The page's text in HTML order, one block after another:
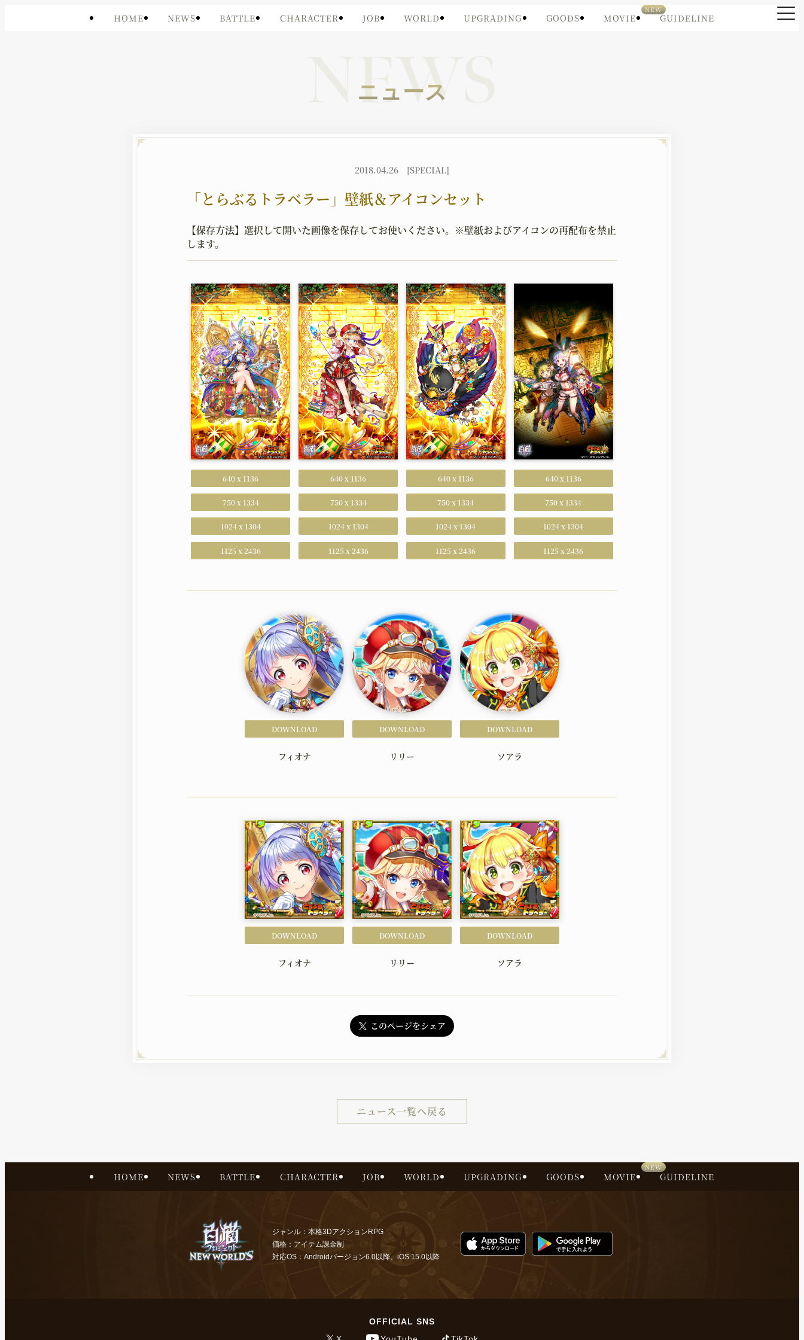
HOME
ホーム
NEWS
ニュース
BATTLE
バトル
CHARACTER
キャラクター
JOB
職種
WORLD
世界観
育成 グッズ
OFFICIAL SNS
X
YouTube TikTok
HOME NEWS BATTLE CHARACTER JOB WORLD UPGRADING GOODS MOVIE GUIDELINE
NEWS
ニュース
2018.04.26 [SPECIAL]
「とらぶるトラベラー」壁紙＆アイコンセット
【保存方法】 選択して開いた画像を保存してお使いください。 ※壁紙およびアイコンの再配布を禁止
します。
640 x 1136
750 x 1334
1024 x 1304
1125 x 2436
640 x 1136
750 x 1334
1024 x 1304
1125 x 2436
640 x 1136
750 x 1334
1024 x 1304
1125 x 2436
640 x 1136
750 x 1334
1024 x 1304
1125 x 2436
DOWNLOAD
フィオナ
DOWNLOAD
リリー
DOWNLOAD
ソアラ
DOWNLOAD
フィオナ
DOWNLOAD
リリー
DOWNLOAD
ソアラ
このページをシェア
ニュース一覧へ戻る
HOME NEWS BATTLE CHARACTER JOB WORLD UPGRADING GOODS MOVIE GUIDELINE
ジャンル：本格3DアクションRPG
価格：アイテム課金制
対応OS：Androidバージョン6.0以降、iOS 15.0以降
OFFICIAL SNS